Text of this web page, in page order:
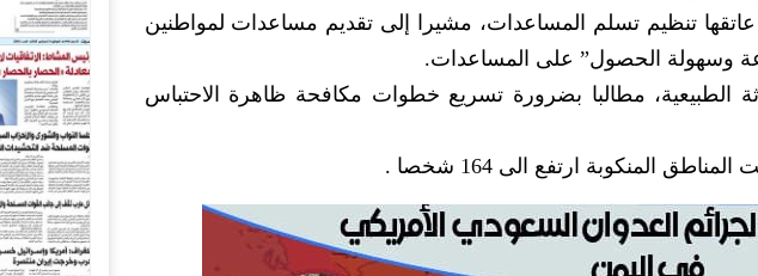
تنظيم تسلم المساعدات، مشيرا إلى تقديم مساعدات لمواطنين
وسهولة الحصول” على المساعدات.
الطبيعية، مطالبا بضرورة تسريع خطوات مكافحة ظاهرة الاحتباس
المنكوبة ارتفع الى 164 شخصا .